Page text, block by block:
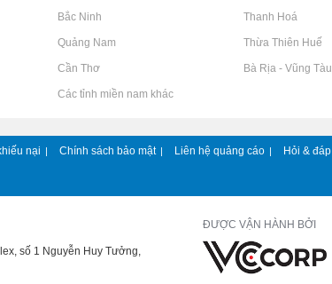
Rao vặt tại Bắc Ninh Rao vặt tại Thanh Hoá
Rao vặt tại Quảng Nam Rao vặt tại Thừa Thiên Huế
Rao vặt tại Cần Thơ Rao vặt tại Bà Rịa - Vũng Tàu
Rao vặt tại Các tỉnh miền nam khác
nại | Chính sách bảo mật | Liên hệ quảng cáo | Hỏi & đáp
số 1 Nguyễn Huy Tưởng,
ĐƯỢC VẬN HÀNH BỞI